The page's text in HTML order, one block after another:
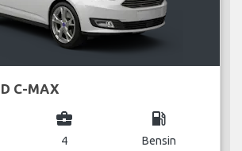
C-MAX
business_center
4
local_gas_station
Bensin